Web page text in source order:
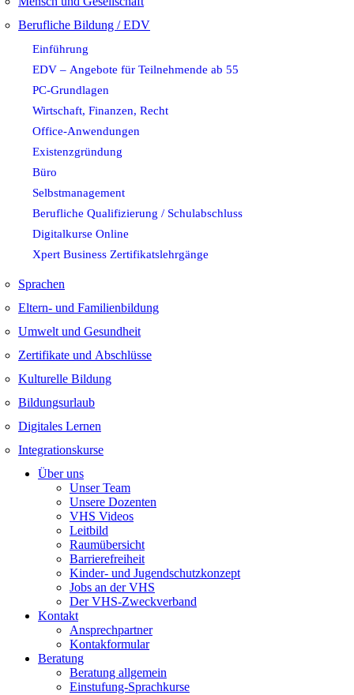
Berufliche Bildung / EDV
Einführung
EDV – Angebote für Teilnehmende ab 55
PC-Grundlagen
Wirtschaft, Finanzen, Recht
Office-Anwendungen
Existenzgründung
Büro
Selbstmanagement
Berufliche Qualifizierung / Schulabschluss
Digitalkurse Online
Xpert Business Zertifikatslehrgänge
Sprachen
Eltern- und Familienbildung
Umwelt und Gesundheit
Zertifikate und Abschlüsse
Kulturelle Bildung
Bildungsurlaub
Digitales Lernen
Integrationskurse
Über uns
Unser Team
Unsere Dozenten
VHS Videos
Leitbild
Raumübersicht
Barrierefreiheit
Kinder- und Jugendschutzkonzept
Jobs an der VHS
Der VHS-Zweckverband
Kontakt
Ansprechpartner
Kontakformular
Beratung
Beratung allgemein
Einstufung-Sprachkurse